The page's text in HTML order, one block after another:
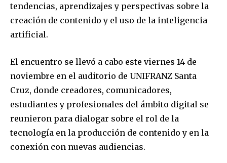
tendencias, aprendizajes y perspectivas sobre la
creación de contenido y el uso de la inteligencia
artificial.
El encuentro se llevó a cabo este viernes 14 de
noviembre en el auditorio de UNIFRANZ Santa
Cruz, donde creadores, comunicadores,
estudiantes y profesionales del ámbito digital se
reunieron para dialogar sobre el rol de la
tecnología en la producción de contenido y en la
conexión con nuevas audiencias.